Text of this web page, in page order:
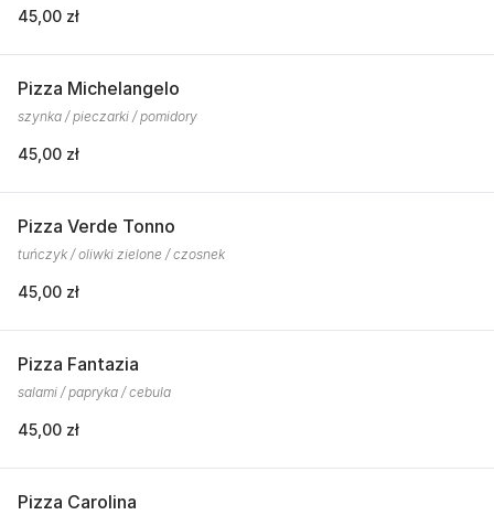
45,00 zł
Pizza Michelangelo
szynka / pieczarki / pomidory
45,00 zł
Pizza Verde Tonno
tuńczyk / oliwki zielone / czosnek
45,00 zł
Pizza Fantazia
salami / papryka / cebula
45,00 zł
Pizza Carolina